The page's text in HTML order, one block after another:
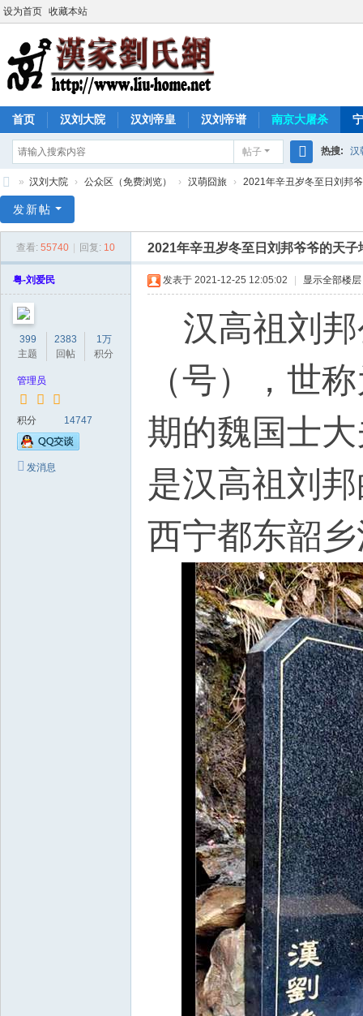
设为首页 收藏本站
首页 汉刘大院 汉刘帝皇 汉刘帝谱 南京大屠杀
帖子
搜
热搜: 汉
家
» 汉刘大院 › 公众区（免费浏览） › 汉萌囧旅 › 2021年辛丑岁冬至日刘邦
发新帖
查看: 55740 回复: 10 2021年辛丑岁冬至日刘邦爷爷的天子
粤-刘爱民
399
主题
2383
回帖
1万
积分
管理员
积分 14747
发消息
发表于 2021-12-25 12:05:02 显示全部楼层
汉高祖刘邦
（号），世
期的魏国士
是汉高祖刘
西宁都东韶